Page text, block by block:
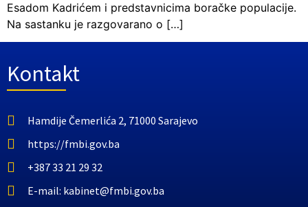
Esadom Kadrićem i predstavnicima boračke populacije.
Na sastanku je razgovarano o […]
Kontakt
Hamdije Čemerlića 2, 71000 Sarajevo
https://fmbi.gov.ba
+387 33 21 29 32
E-mail: kabinet@fmbi.gov.ba